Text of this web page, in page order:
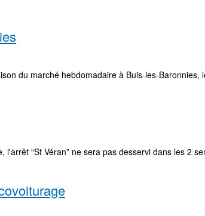
du marché hebdomadaire à Buis-les-Baronnies,
“St Véran” ne sera pas desservi dans les 2